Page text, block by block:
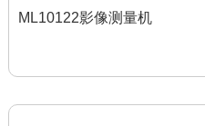
ML10122影像测量机